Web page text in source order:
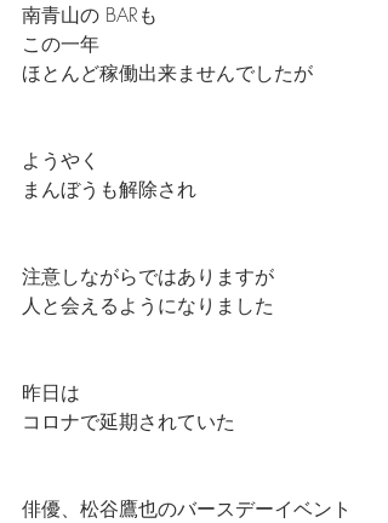
南青山の BARも
この一年
ほとんど稼働出来ませんでしたが
ようやく
まんぼうも解除され
注意しながらではありますが
人と会えるようになりました
昨日は
コロナで延期されていた
俳優、松谷鷹也のバースデーイベント